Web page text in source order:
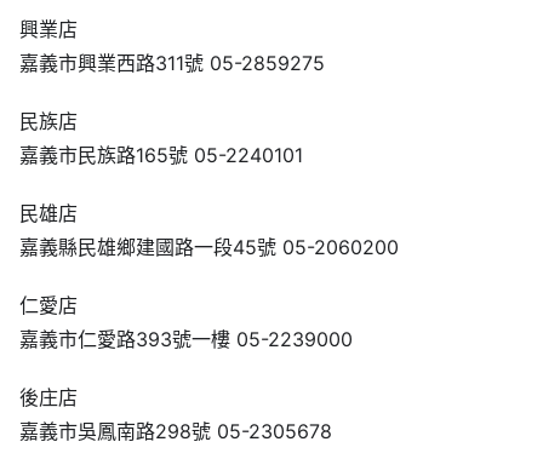
興業店
嘉義市興業西路311號 05-2859275
民族店
嘉義市民族路165號 05-2240101
民雄店
嘉義縣民雄鄉建國路一段45號 05-2060200
仁愛店
嘉義市仁愛路393號一樓 05-2239000
後庄店
嘉義市吳鳳南路298號 05-2305678